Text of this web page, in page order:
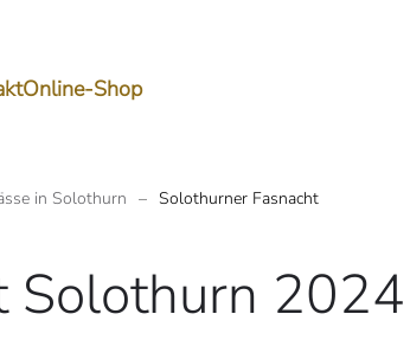
Online-Shop
in Solothurn Solothurner Fasnacht
Solothurn 2024